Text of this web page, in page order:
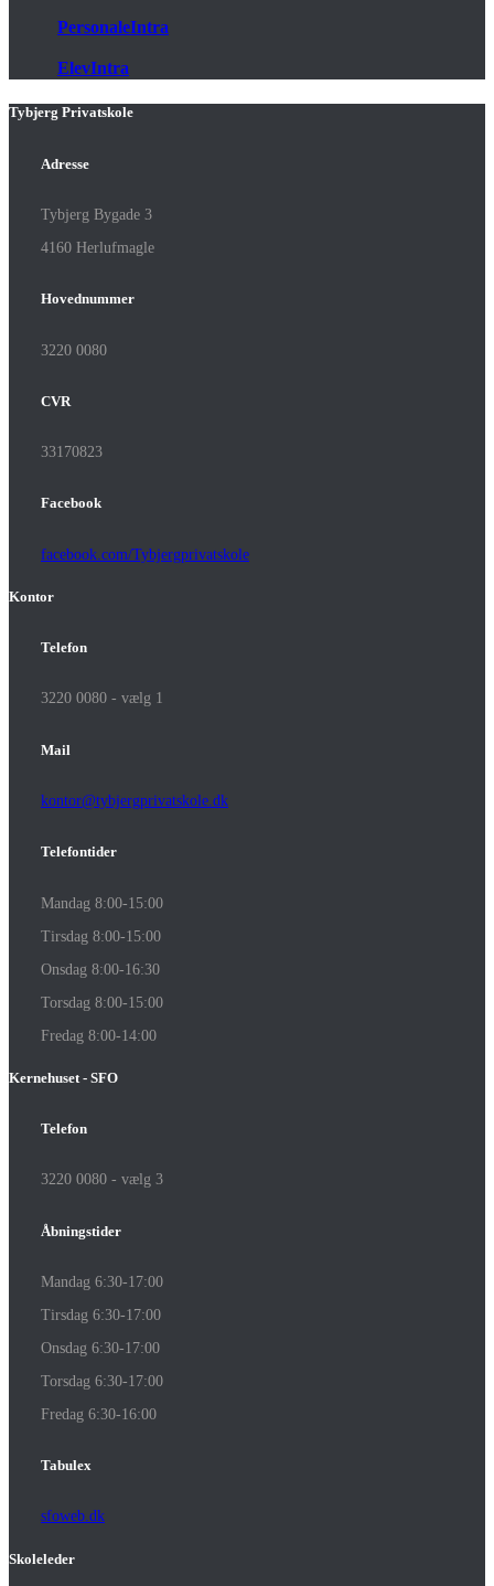
PersonaleIntra
ElevIntra
Tybjerg Privatskole
Adresse
Tybjerg Bygade 3
4160 Herlufmagle
Hovednummer
3220 0080
CVR
33170823
Facebook
facebook.com/Tybjergprivatskole
Kontor
Telefon
3220 0080 - vælg 1
Mail
kontor@tybjergprivatskole.dk
Telefontider
Mandag 8:00-15:00
Tirsdag 8:00-15:00
Onsdag 8:00-16:30
Torsdag 8:00-15:00
Fredag 8:00-14:00
Kernehuset - SFO
Telefon
3220 0080 - vælg 3
Åbningstider
Mandag 6:30-17:00
Tirsdag 6:30-17:00
Onsdag 6:30-17:00
Torsdag 6:30-17:00
Fredag 6:30-16:00
Tabulex
sfoweb.dk
Skoleleder